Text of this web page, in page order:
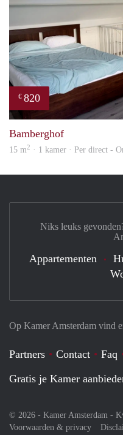
€ 820
Bamberghof
15 m2 · 1 kamer · Per direct -
Op Kamer Amsterdam vind
Partners Contact Faq
Gratis je Kamer
© 2026 - Kamer Amsterdam -
Voorwaarden & privacy
Niks leuks
Appartementen